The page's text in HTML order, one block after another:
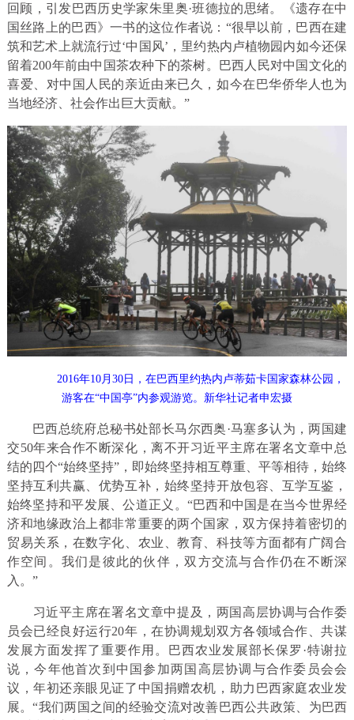
回顾，引发巴西历史学家朱里奥·班德拉的思绪。《遗存在中
国丝路上的巴西》一书的这位作者说：“很早以前，巴西在建
筑和艺术上就流行过‘中国风’，里约热内卢植物园内如今还保
留着200年前由中国茶农种下的茶树。巴西人民对中国文化的
喜爱、对中国人民的亲近由来已久，如今在巴华侨华人也为
当地经济、社会作出巨大贡献。”
2016年10月30日，在巴西里约热内卢蒂茹卡国家森林公园，
游客在“中国亭”内参观游览。新华社记者申宏摄
巴西总统府总秘书处部长马尔西奥·马塞多认为，两国建
交50年来合作不断深化，离不开习近平主席在署名文章中总
结的四个“始终坚持”，即始终坚持相互尊重、平等相待，始终
坚持互利共赢、优势互补，始终坚持开放包容、互学互鉴，
始终坚持和平发展、公道正义。“巴西和中国是在当今世界经
济和地缘政治上都非常重要的两个国家，双方保持着密切的
贸易关系，在数字化、农业、教育、科技等方面都有广阔合
作空间。我们是彼此的伙伴，双方交流与合作仍在不断深
入。”
习近平主席在署名文章中提及，两国高层协调与合作委
员会已经良好运行20年，在协调规划双方各领域合作、共谋
发展方面发挥了重要作用。巴西农业发展部长保罗·特谢拉
说，今年他首次到中国参加两国高层协调与合作委员会会
议，年初还亲眼见证了中国捐赠农机，助力巴西家庭农业发
展。“我们两国之间的经验交流对改善巴西公共政策、为巴西